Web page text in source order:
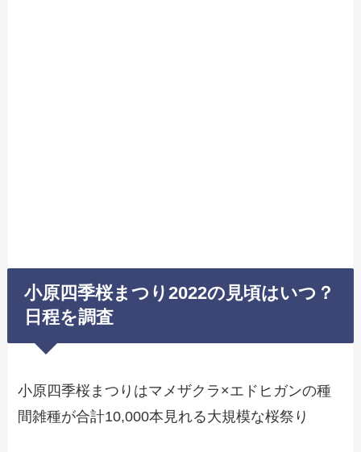
小原四季桜まつり2022の見頃はいつ？
日程を調査
小原四季桜まつりはマメザクラ×エドヒガンの種
間雑種が合計10,000本見れる大規模な桜祭り